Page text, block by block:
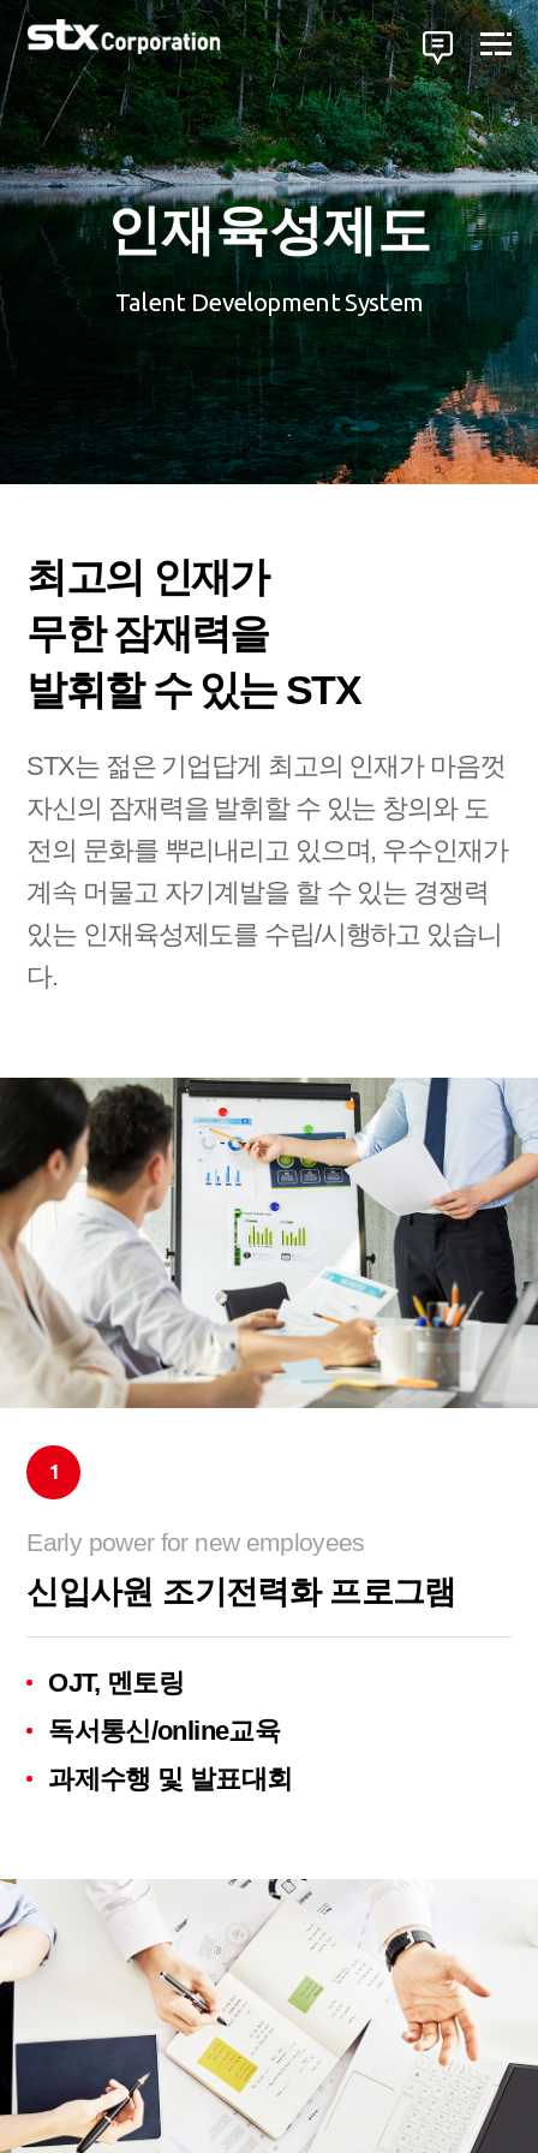
인재육성제도
Talent Development System
최고의 인재가
무한 잠재력을
발휘할 수 있는 STX
STX는 젊은 기업답게 최고의 인재가 마음껏
자신의 잠재력을 발휘할 수 있는 창의와 도
전의 문화를 뿌리내리고 있으며, 우수인재가
계속 머물고 자기계발을 할 수 있는 경쟁력
있는 인재육성제도를 수립/시행하고 있습니
다.
1
Early power for new employees
신입사원 조기전력화 프로그램
OJT, 멘토링
독서통신/online교육
과제수행 및 발표대회